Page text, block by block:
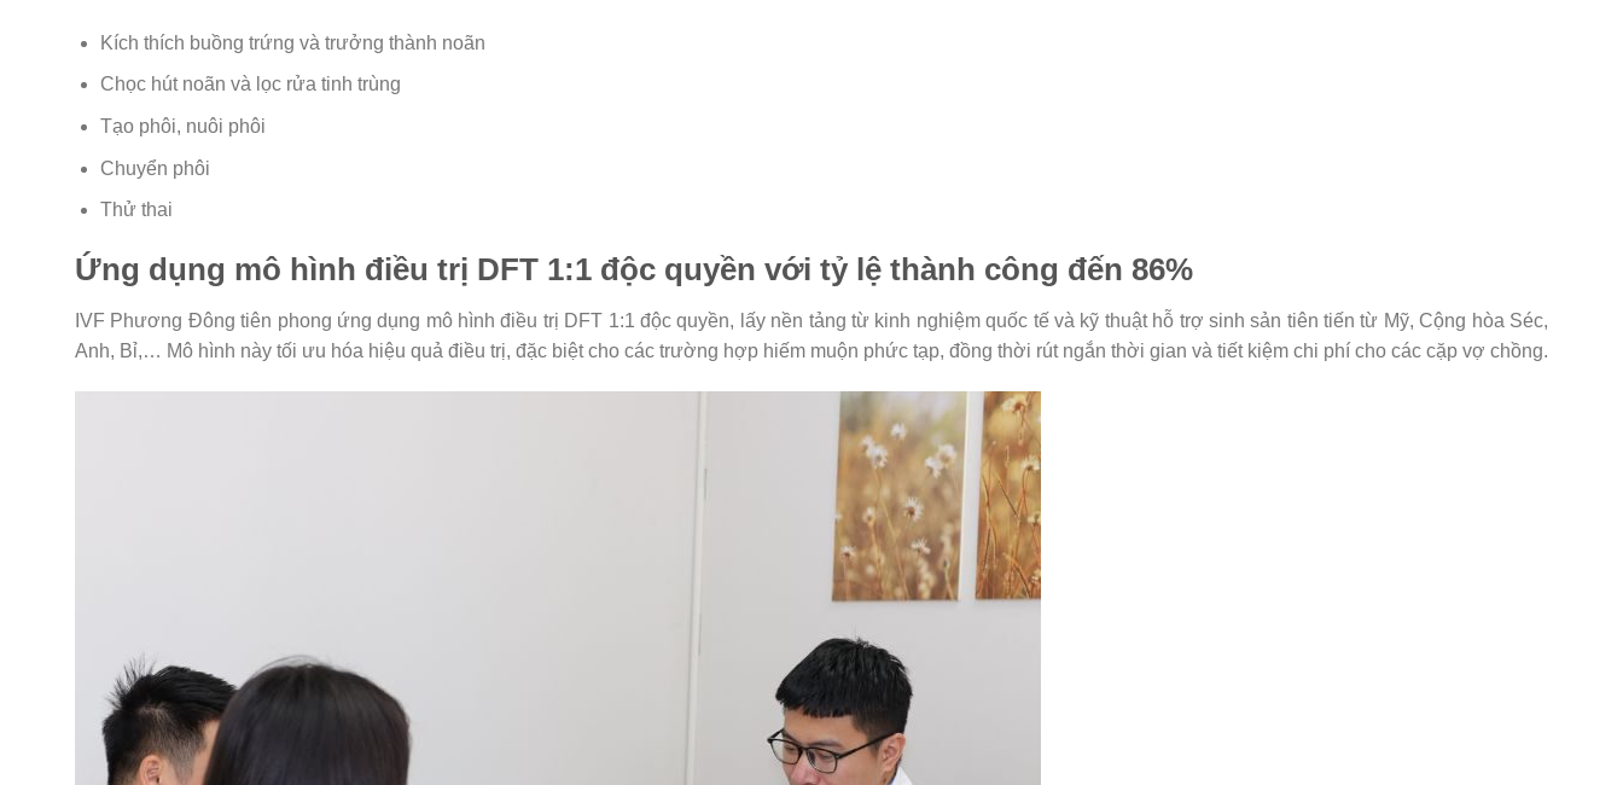
Kích thích buồng trứng và trưởng thành noãn
Chọc hút noãn và lọc rửa tinh trùng
Tạo phôi, nuôi phôi
Chuyển phôi
Thử thai
Ứng dụng mô hình điều trị DFT 1:1 độc quyền với tỷ lệ thành công đến 86%
IVF Phương Đông tiên phong ứng dụng mô hình điều trị DFT 1:1 độc quyền, lấy nền tảng từ kinh nghiệm quốc tế và kỹ thuật hỗ trợ sinh sản tiên tiến từ Mỹ, Cộng hòa Séc,
Anh, Bỉ,… Mô hình này tối ưu hóa hiệu quả điều trị, đặc biệt cho các trường hợp hiếm muộn phức tạp, đồng thời rút ngắn thời gian và tiết kiệm chi phí cho các cặp vợ chồng.